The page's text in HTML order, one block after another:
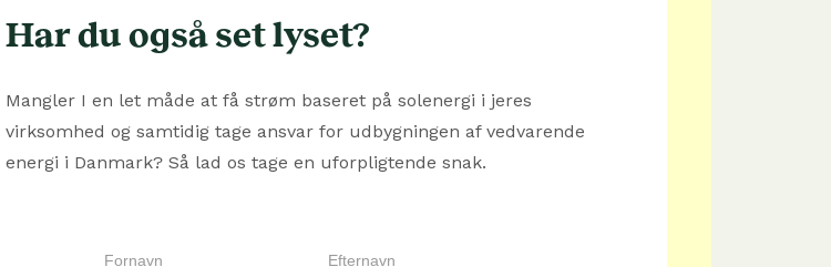
Har du også set lyset?
Mangler I en let måde at få strøm baseret på solenergi i jeres
virksomhed og samtidig tage ansvar for udbygningen af vedvarende
energi i Danmark? Så lad os tage en uforpligtende snak.